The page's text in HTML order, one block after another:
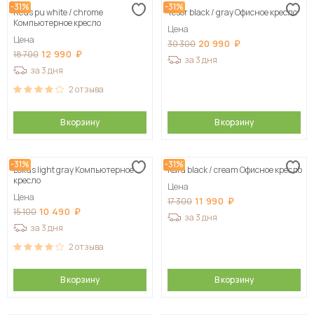
-31%
Reus pu white / chrome
Компьютерное кресло
Цена
18 700 12 990
за 3 дня
2отзыва
В корзину
-31%
Tesor black / gray Офисное кресло
Цена
30 300 20 990
за 3 дня
В корзину
-31%
Lokus light gray Компьютерное
кресло
Цена
15 100 10 490
за 3 дня
2отзыва
В корзину
-31%
Kard black / сream Офисное кресло
Цена
17 300 11 990
за 3 дня
В корзину